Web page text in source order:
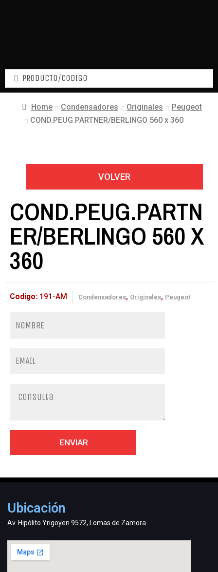
Home Condensadores Originales
Peugeot
COND.PEUG.PARTNER/BERLINGO 560 x 360
VOLVER
COND.PEUG.PARTN
ER/BERLINGO 560 X
360
Codigo: 191-AM Condensadores, Originales, Peugeot
Ubicación
Av. Hipólito Yrigoyen 9572, Lomas de Zamora.